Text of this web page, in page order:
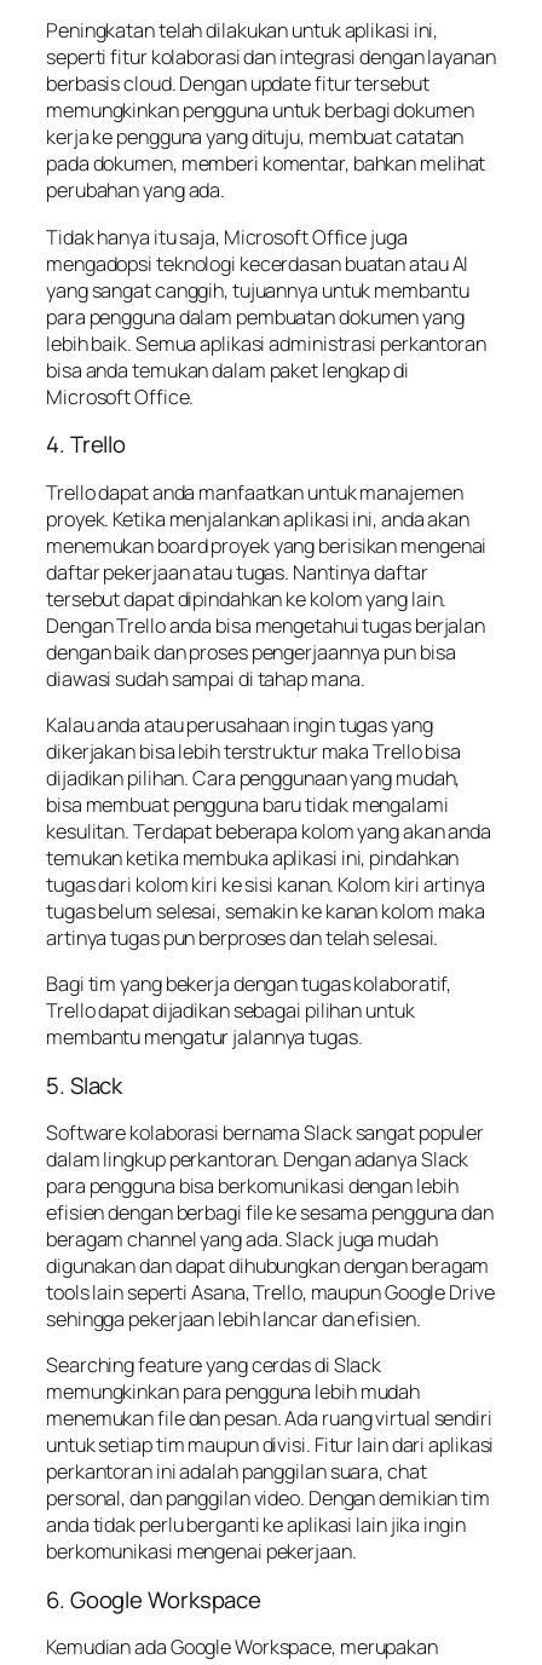
Peningkatan telah dilakukan untuk aplikasi ini,
seperti fitur kolaborasi dan integrasi dengan layanan
berbasis cloud. Dengan update fitur tersebut
memungkinkan pengguna untuk berbagi dokumen
kerja ke pengguna yang dituju, membuat catatan
pada dokumen, memberi komentar, bahkan melihat
perubahan yang ada.
Tidak hanya itu saja, Microsoft Office juga
mengadopsi teknologi kecerdasan buatan atau AI
yang sangat canggih, tujuannya untuk membantu
para pengguna dalam pembuatan dokumen yang
lebih baik. Semua aplikasi administrasi perkantoran
bisa anda temukan dalam paket lengkap di
Microsoft Office.
4. Trello
Trello dapat anda manfaatkan untuk manajemen
proyek. Ketika menjalankan aplikasi ini, anda akan
menemukan board proyek yang berisikan mengenai
daftar pekerjaan atau tugas. Nantinya daftar
tersebut dapat dipindahkan ke kolom yang lain.
Dengan Trello anda bisa mengetahui tugas berjalan
dengan baik dan proses pengerjaannya pun bisa
diawasi sudah sampai di tahap mana.
Kalau anda atau perusahaan ingin tugas yang
dikerjakan bisa lebih terstruktur maka Trello bisa
dijadikan pilihan. Cara penggunaan yang mudah,
bisa membuat pengguna baru tidak mengalami
kesulitan. Terdapat beberapa kolom yang akan anda
temukan ketika membuka aplikasi ini, pindahkan
tugas dari kolom kiri ke sisi kanan. Kolom kiri artinya
tugas belum selesai, semakin ke kanan kolom maka
artinya tugas pun berproses dan telah selesai.
Bagi tim yang bekerja dengan tugas kolaboratif,
Trello dapat dijadikan sebagai pilihan untuk
membantu mengatur jalannya tugas.
5. Slack
Software kolaborasi bernama Slack sangat populer
dalam lingkup perkantoran. Dengan adanya Slack
para pengguna bisa berkomunikasi dengan lebih
efisien dengan berbagi file ke sesama pengguna dan
beragam channel yang ada. Slack juga mudah
digunakan dan dapat dihubungkan dengan beragam
tools lain seperti Asana, Trello, maupun Google Drive
sehingga pekerjaan lebih lancar dan efisien.
Searching feature yang cerdas di Slack
memungkinkan para pengguna lebih mudah
menemukan file dan pesan. Ada ruang virtual sendiri
untuk setiap tim maupun divisi. Fitur lain dari aplikasi
perkantoran ini adalah panggilan suara, chat
personal, dan panggilan video. Dengan demikian tim
anda tidak perlu berganti ke aplikasi lain jika ingin
berkomunikasi mengenai pekerjaan.
6. Google Workspace
Kemudian ada Google Workspace, merupakan